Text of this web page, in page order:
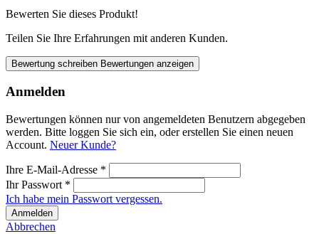
Bewerten Sie dieses Produkt!
Teilen Sie Ihre Erfahrungen mit anderen Kunden.
Bewertung schreiben Bewertungen anzeigen
Anmelden
Bewertungen können nur von angemeldeten Benutzern abgegeben
werden. Bitte loggen Sie sich ein, oder erstellen Sie einen neuen
Account. Neuer Kunde?
Ihre E-Mail-Adresse *
Ihr Passwort *
Ich habe mein Passwort vergessen.
Anmelden
Abbrechen